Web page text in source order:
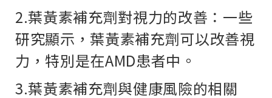
2.葉黃素補充劑對視力的改善：一些
研究顯示，葉黃素補充劑可以改善視
力，特別是在AMD患者中。
3.葉黃素補充劑與健康風險的相關